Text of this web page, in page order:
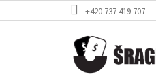
na
+420 737 419 707